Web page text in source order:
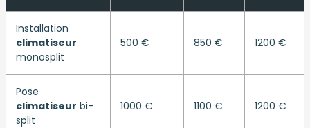
Installation
climatiseur
monosplit
500 € 850 € 1200 €
Pose
climatiseur bi-
split
1000 € 1100 € 1200 €